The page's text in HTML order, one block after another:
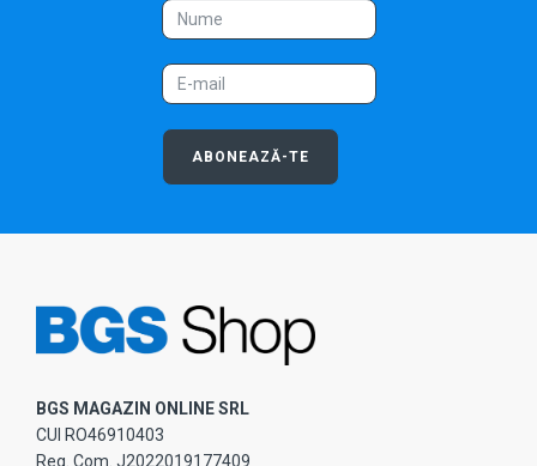
ABONEAZĂ-TE
BGS MAGAZIN ONLINE SRL
CUI RO46910403
Reg. Com. J2022019177409